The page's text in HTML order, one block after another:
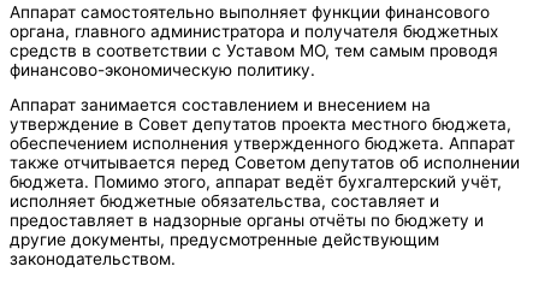
Аппарат самостоятельно выполняет функции финансового
органа, главного администратора и получателя бюджетных
средств в соответствии с Уставом МО, тем самым проводя
финансово-экономическую политику.
Аппарат занимается составлением и внесением на
утверждение в Совет депутатов проекта местного бюджета,
обеспечением исполнения утвержденного бюджета. Аппарат
также отчитывается перед Советом депутатов об исполнении
бюджета. Помимо этого, аппарат ведёт бухгалтерский учёт,
исполняет бюджетные обязательства, составляет и
предоставляет в надзорные органы отчёты по бюджету и
другие документы, предусмотренные действующим
законодательством.